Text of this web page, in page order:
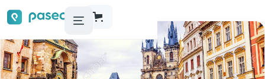
Tour más más destacados